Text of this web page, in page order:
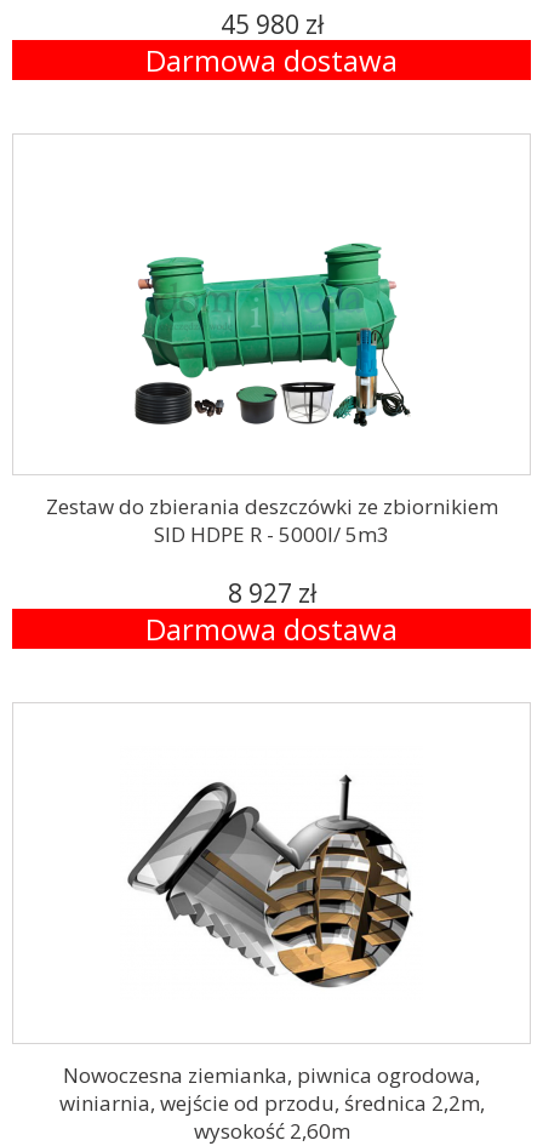
45 980 zł
Darmowa dostawa
Zestaw do zbierania deszczówki ze zbiornikiem
SID HDPE R - 5000l/ 5m3
8 927 zł
Darmowa dostawa
Nowoczesna ziemianka, piwnica ogrodowa,
winiarnia, wejście od przodu, średnica 2,2m,
wysokość 2,60m